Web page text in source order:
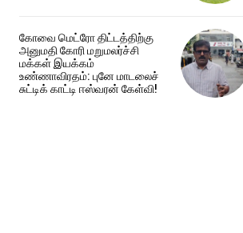
கோவை மெட்ரோ திட்டத்திற்கு
அனுமதி கோரி மறுமலர்ச்சி
மக்கள் இயக்கம்
உண்ணாவிரதம்: புனே மாடலைச்
சுட்டிக் காட்டி ஈஸ்வரன் கேள்வி!